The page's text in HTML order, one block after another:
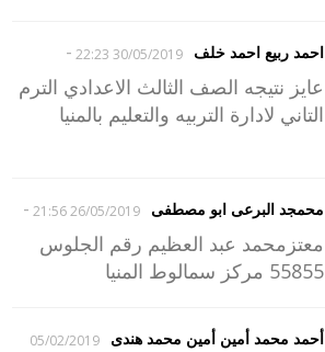
احمد ربيع احمد خلف 30/05/2019 22:23
-
عايز نتيجه الصف الثالث الاعدادي الترم
التاني لادارة التربيه والتعليم بالمنيا
محمجد البرعى ابو مصطفى 26/05/2019 21:56
-
معتزمحمد عبد العظيم رقم الجلوس
55855 مركز سمالوط المنيا
أحمد محمد أمين أمين محمد هندى
05/02/2019